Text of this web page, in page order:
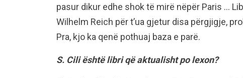
pasur dikur edhe shok të mirë nëpër Paris …
Wilhelm Reich për t’ua gjetur disa përgjigje,
Pra, kjo ka qenë pothuaj baza e parë.
S. Cili është libri që aktualisht po lexon?